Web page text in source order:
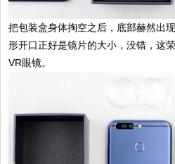
把包装盒身体掏空之后，底部赫然出
形开口正好是镜片的大小，没错，这
VR眼镜。